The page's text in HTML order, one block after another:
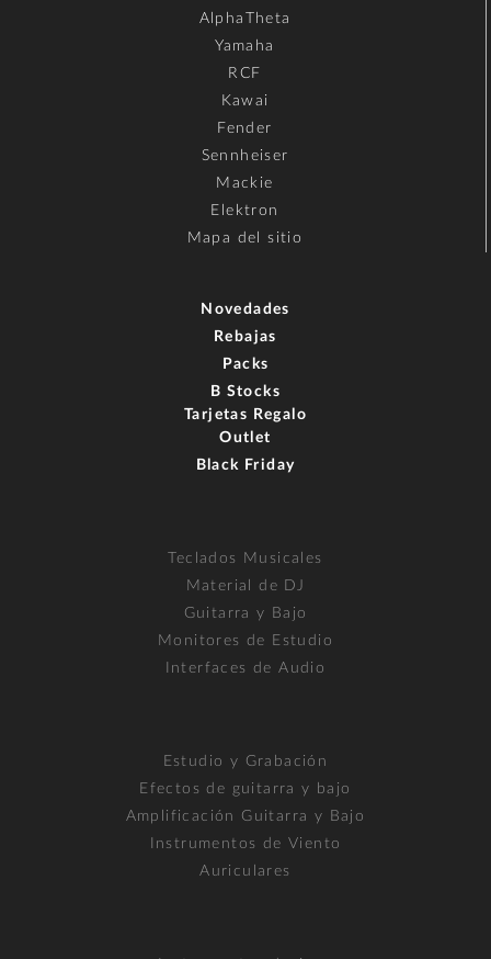
AlphaTheta
Yamaha
RCF
Kawai
Fender
Sennheiser
Mackie
Elektron
Mapa del sitio
Novedades
Rebajas
Packs
B Stocks
Tarjetas Regalo
Outlet
Black Friday
Teclados Musicales
Material de DJ
Guitarra y Bajo
Monitores de Estudio
Interfaces de Audio
Estudio y Grabación
Efectos de guitarra y bajo
Amplificación Guitarra y Bajo
Instrumentos de Viento
Auriculares